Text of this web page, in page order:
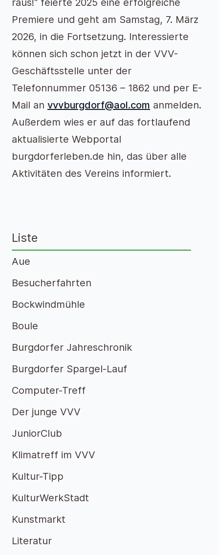
raus!“ feierte 2025 eine erfolgreiche
Premiere und geht am Samstag, 7. März
2026, in die Fortsetzung. Interessierte
können sich schon jetzt in der VVV-
Geschäftsstelle unter der
Telefonnummer 05136 – 1862 und per E-
Mail an vvvburgdorf@aol.com anmelden.
Außerdem wies er auf das fortlaufend
aktualisierte Webportal
burgdorferleben.de hin, das über alle
Aktivitäten des Vereins informiert.
Liste
Aue
Besucherfahrten
Bockwindmühle
Boule
Burgdorfer Jahreschronik
Burgdorfer Spargel-Lauf
Computer-Treff
Der junge VVV
JuniorClub
Klimatreff im VVV
Kultur-Tipp
KulturWerkStadt
Kunstmarkt
Literatur